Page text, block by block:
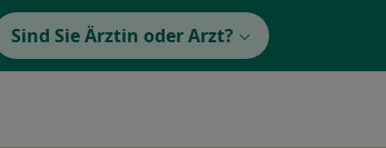
Sind Sie Ärztin oder Arzt?